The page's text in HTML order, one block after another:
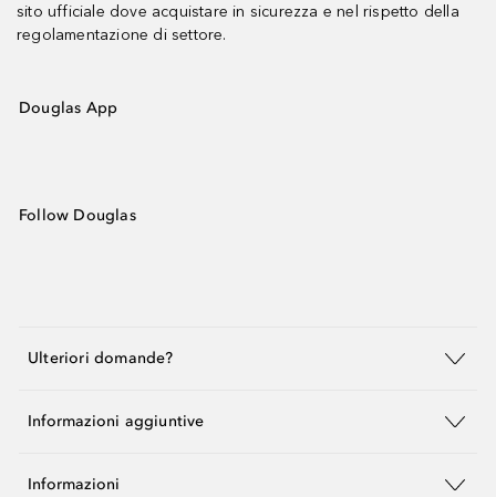
sito ufficiale dove acquistare in sicurezza e nel rispetto della
regolamentazione di settore.
Douglas App
Follow Douglas
Ulteriori domande?
Informazioni aggiuntive
Informazioni